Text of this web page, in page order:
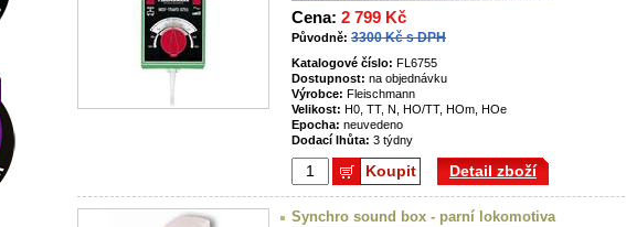
Cena: 2 799 Kč
Původně: 3300 Kč s DPH
Katalogové číslo: FL6755
Dostupnost: na objednávku
Výrobce: Fleischmann
Velikost: H0, TT, N, HO/TT, HOm, HOe
Epocha: neuvedeno
Dodací lhůta: 3 týdny
Koupit Detail zboží
Synchro sound box - parní lokomotiva